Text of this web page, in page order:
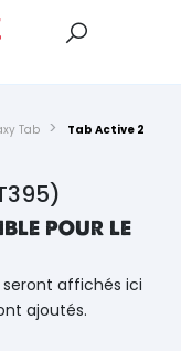
Tab
Tab Active 2
pour le
affichés ici
ajoutés.